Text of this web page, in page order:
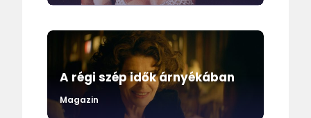
A régi szép idők árnyékában
Magazin